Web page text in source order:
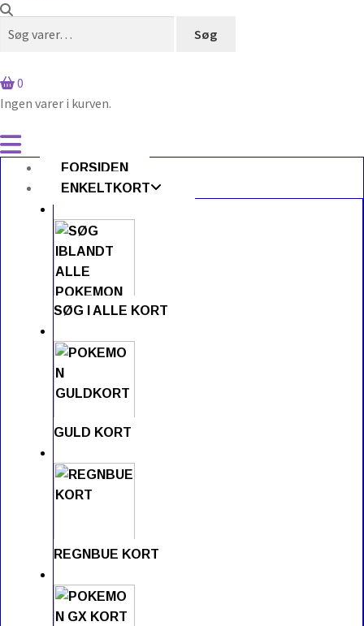
efter:
Søg
0
Ingen varer i kurven.
FORSIDEN
ENKELTKORT
SØG I ALLE KORT
GULD KORT
REGNBUE KORT